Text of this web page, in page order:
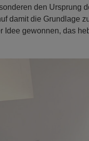
den Ursprung
damit die Grundlage
Idee gewonnen, das